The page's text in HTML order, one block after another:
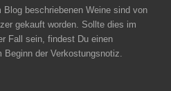
Blog beschriebenen Weine sind von
gekauft worden. Sollte dies im
Fall sein, findest Du einen
der Verkostungsnotiz.